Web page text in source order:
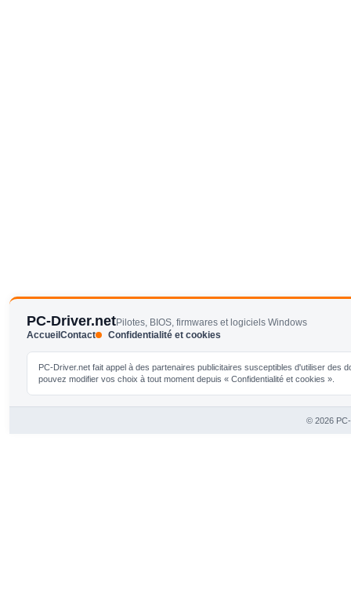
PC-Driver.netPilotes, BIOS, firmwares et logiciels Windows
AccueilContact Confidentialité et cookies
PC-Driver.net fait appel à des partenaires publicitaires susceptibles d'utiliser
pouvez modifier vos choix à tout moment depuis « Confidentialité et cookies ».
© 2026